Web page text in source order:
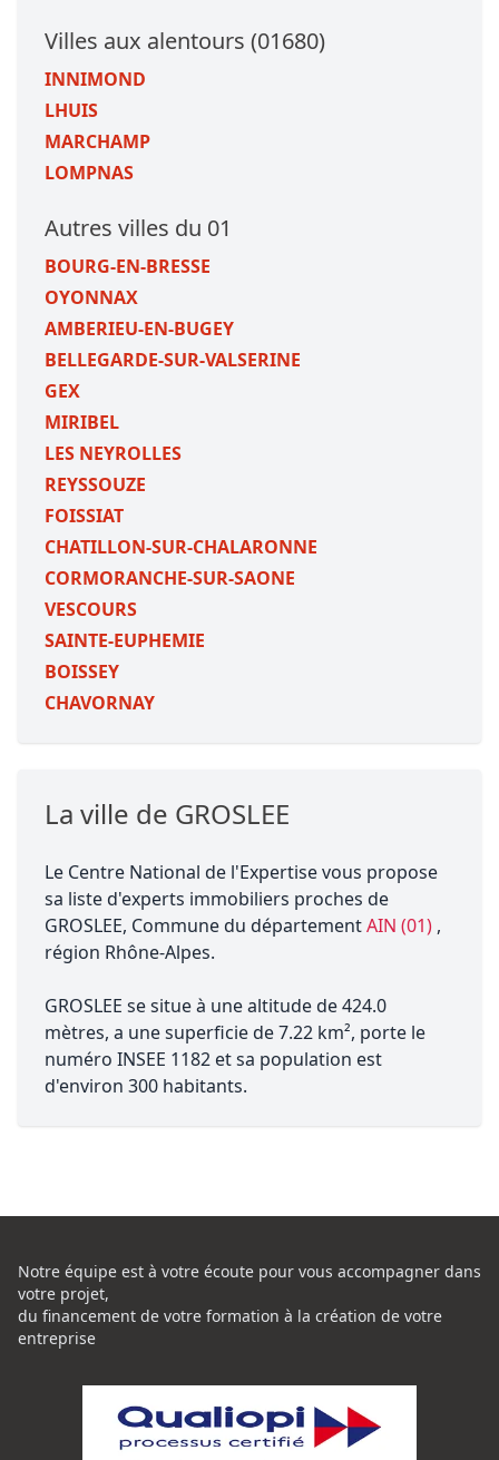
Villes aux alentours (01680)
INNIMOND
LHUIS
MARCHAMP
LOMPNAS
Autres villes du 01
BOURG-EN-BRESSE
OYONNAX
AMBERIEU-EN-BUGEY
BELLEGARDE-SUR-VALSERINE
GEX
MIRIBEL
LES NEYROLLES
REYSSOUZE
FOISSIAT
CHATILLON-SUR-CHALARONNE
CORMORANCHE-SUR-SAONE
VESCOURS
SAINTE-EUPHEMIE
BOISSEY
CHAVORNAY
La ville de GROSLEE
Le Centre National de l'Expertise vous propose
sa liste d'experts immobiliers proches de
GROSLEE, Commune du départementAIN (01) ,
région Rhône-Alpes.
GROSLEE se situe à une altitude de 424.0
mètres, a une superficie de 7.22 km², porte le
numéro INSEE 1182 et sa population est
d'environ 300 habitants.
Notre équipe est à votre écoute pour vous accompagner dans
votre projet,
du financement de votre formation à la création de votre
entreprise